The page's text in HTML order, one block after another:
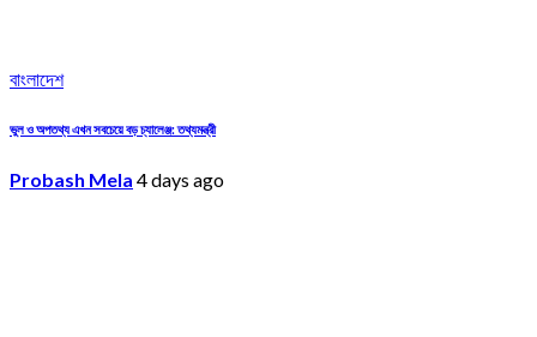
বাংলাদেশ
ভুল ও অপতথ্য এখন সবচেয়ে বড় চ্যালেঞ্জ: তথ্যমন্ত্রী
Probash Mela 4 days ago